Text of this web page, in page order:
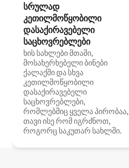
სრულად
კეთილმოწყობილი
დასაქირავებელი
საცხოვრებლები
ხის სახლები მთაში,
მოსახერხებელი ბინები
ქალაქში და სხვა
კეთილმოწყობილი
დასაქირავებელი
საცხოვრებლები,
რომლებშიც ყველა პირობაა,
თავი ისე რომ იგრძნოთ,
როგორც საკუთარ სახლში.